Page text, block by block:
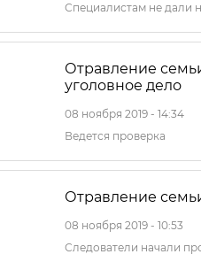
Специалистам не дали
Отравление
уголовное дело
08 ноября 2019 - 14:34
Ведется проверка
Отравление
08 ноября 2019 - 10:53
Следователи начали